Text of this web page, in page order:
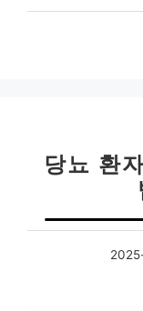
당뇨 환